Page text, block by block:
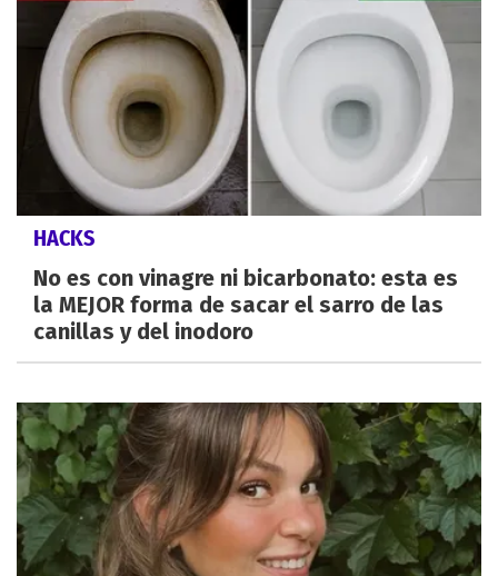
HACKS
No es con vinagre ni bicarbonato: esta es
la MEJOR forma de sacar el sarro de las
canillas y del inodoro